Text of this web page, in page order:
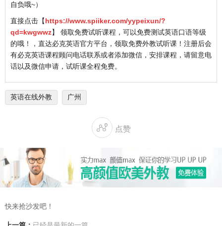
自负哦~）
直接点击【https://www.spiiker.com/yypeixun/?
qd=kwgwwz】 领取免费试听课程，可以免费测试英语口语等级
的哦！，直达必克英语官方平台，领取免费外教试听课！注册后会
有必克英语课程顾问电话联系或者添加微信，安排课程，请留意电
话以及微信申请，试听课全程免费。
英语在线外教 广州
 点赞
快来抢沙发吧！